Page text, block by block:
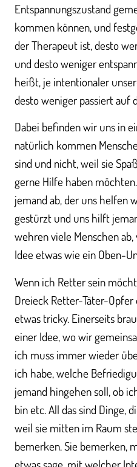
Entspannungszustand
kommen können, und
der Therapeut ist, desto
und desto weniger
heißt, je intentionaler
desto weniger passiert auf
Dabei befinden wir uns in
natürlich kommen
sind und nicht, weil sie
gerne Hilfe haben
jemand ab, der uns helfen
gestürzt und uns hilft
wehren viele Menschen
Idee etwas wie ein Oben-
Wenn ich Retter sein
Dreieck Retter-Täter-Opfer
etwas tricky. Einerseits
einer Idee, wo wir
ich muss immer wieder
ich habe, welche
jemand hingehen soll, ob
bin etc. All das sind Dinge,
weil sie mitten im Raum
bemerken. Sie bemerken,